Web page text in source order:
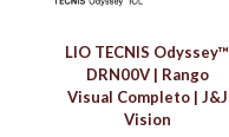
LIO TECNIS Odyssey™
DRN00V | Rango
Visual Completo | J&J
Vision